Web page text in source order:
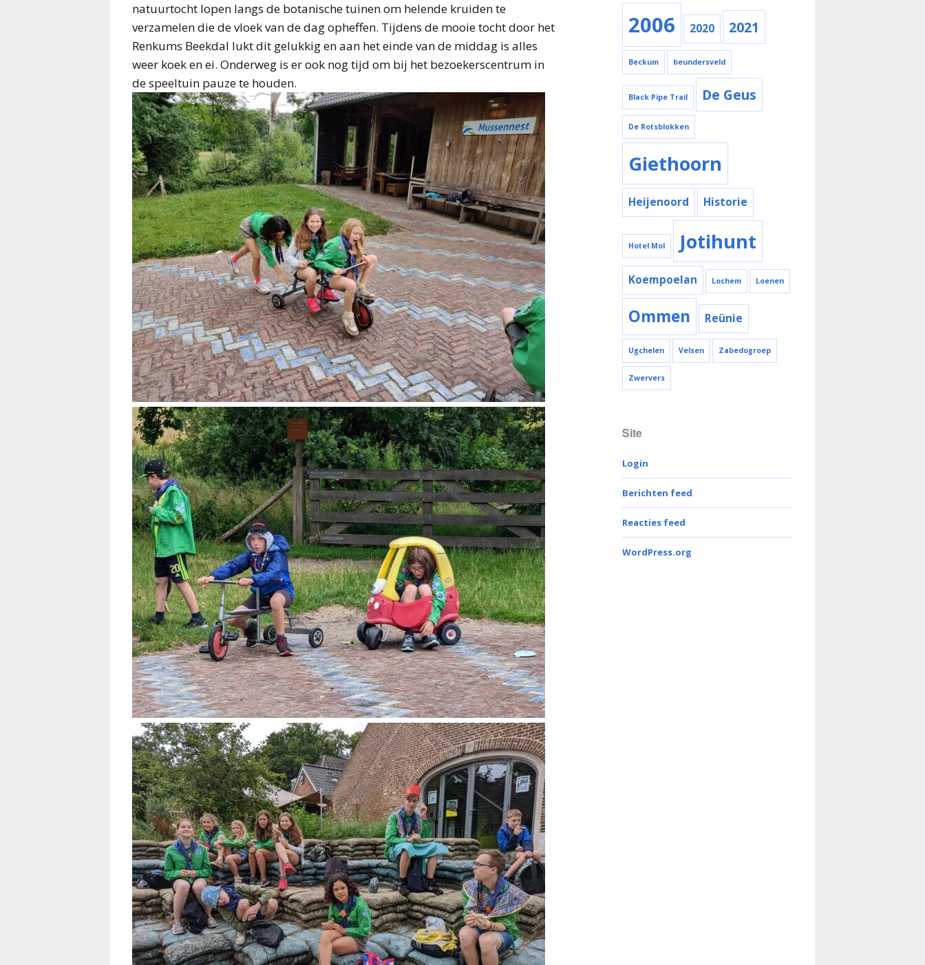
natuurtocht lopen langs de botanische tuinen om helende kruiden te
verzamelen die de vloek van de dag opheffen. Tijdens de mooie tocht door het
Renkums Beekdal lukt dit gelukkig en aan het einde van de middag is alles
weer koek en ei. Onderweg is er ook nog tijd om bij het bezoekerscentrum in
de speeltuin pauze te houden.
2006 2020 2021
Beckum beundersveld
Black Pipe Trail De Geus
De Rotsblokken
Giethoorn
Heijenoord Historie
Hotel Mol Jotihunt
Koempoelan Lochem Loenen
Ommen Reünie
Ugchelen Velsen Zabedogroep
Zwervers
Site
Login
Berichten feed
Reacties feed
WordPress.org